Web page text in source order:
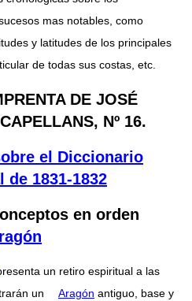
mas notables, como
y latitudes de los principales
de todas sus costas, etc.
DE JOSÉ
Nº 16.
el Diccionario
1831-1832
en orden
un retiro espiritual a las
un
Aragón antiguo, base y